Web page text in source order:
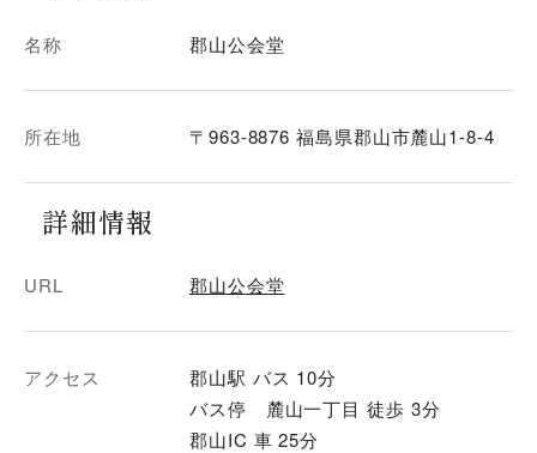
名称 郡山公会堂
所在地 〒963-8876 福島県郡山市麓山1-8-4
詳細情報
URL 郡山公会堂
アクセス
郡山駅 バス 10分
バス停 麓山一丁目 徒歩 3分
郡山IC 車 25分